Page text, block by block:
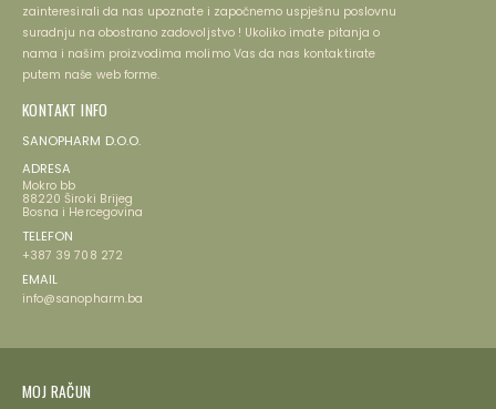
zainteresirali da nas upoznate i započnemo uspješnu poslovnu
suradnju na obostrano zadovoljstvo ! Ukoliko imate pitanja o
nama i našim proizvodima molimo Vas da nas kontaktirate
putem naše web forme.
KONTAKT INFO
SANOPHARM D.O.O.
ADRESA
Mokro bb
88220 Široki Brijeg
Bosna i Hercegovina
TELEFON
+387 39 708 272
EMAIL
info@sanopharm.ba
MOJ RAČUN